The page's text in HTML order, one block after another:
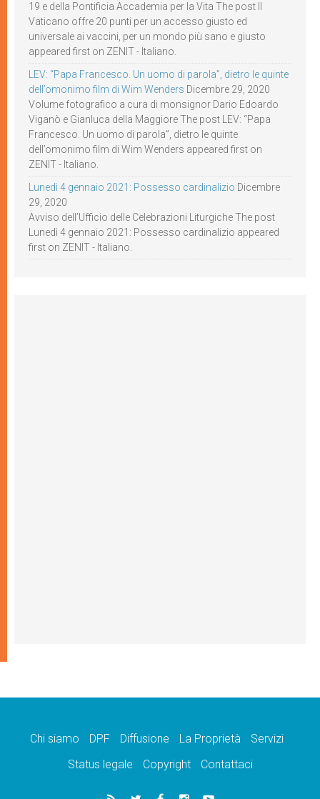
19 e della Pontificia Accademia per la Vita The post Il
Vaticano offre 20 punti per un accesso giusto ed
universale ai vaccini, per un mondo più sano e giusto
appeared first on ZENIT - Italiano.
LEV: “Papa Francesco. Un uomo di parola”, dietro le quinte
dell’omonimo film di Wim Wenders Dicembre 29, 2020
Volume fotografico a cura di monsignor Dario Edoardo
Viganò e Gianluca della Maggiore The post LEV: “Papa
Francesco. Un uomo di parola”, dietro le quinte
dell’omonimo film di Wim Wenders appeared first on
ZENIT - Italiano.
Lunedì 4 gennaio 2021: Possesso cardinalizio Dicembre
29, 2020
Avviso dell’Ufficio delle Celebrazioni Liturgiche The post
Lunedì 4 gennaio 2021: Possesso cardinalizio appeared
first on ZENIT - Italiano.
Chi siamo DPF Diffusione La Proprietà
Servizi
Status legale
Copyright Contattaci